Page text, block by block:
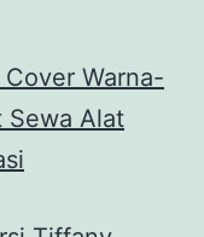
Warna-
Sewa Alat